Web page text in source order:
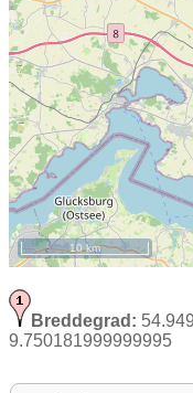
10 km
Breddegrad:
9.750181999999995